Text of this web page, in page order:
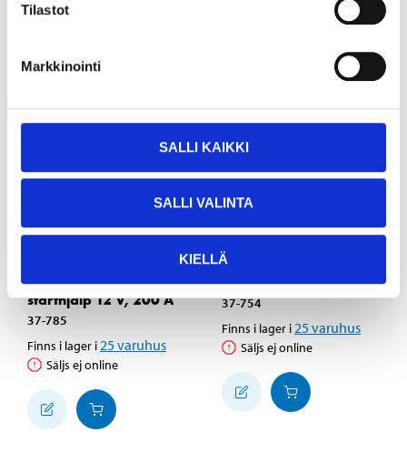
Tilastot
Markkinointi
SALLI KAIKKI
SALLI VALINTA
KIELLÄ
259,-
starthjälp 12 V, 200 A
37-785
Finns i lager i 25varuhus
Säljs ej online
3995
Batteriladdare IP68,
12 V, 4 A
37-754
Finns i lager i 25varuhus
Säljs ej online